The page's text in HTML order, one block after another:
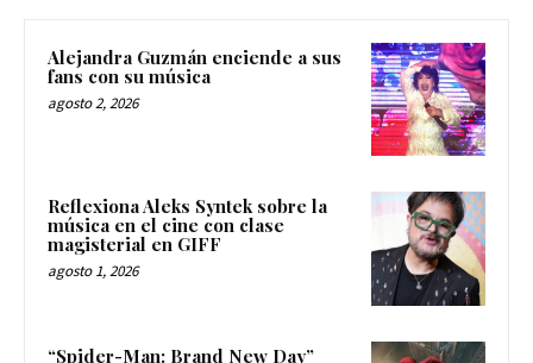
Alejandra Guzmán enciende a sus
fans con su música
agosto 2, 2026
Reflexiona Aleks Syntek sobre la
música en el cine con clase
magisterial en GIFF
agosto 1, 2026
“Spider-Man: Brand New Day”